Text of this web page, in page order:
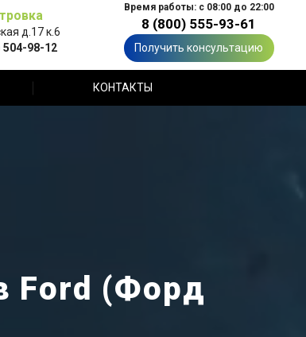
д.17 к.6
504-98-12
Время работы: с 08:00 до 22:00
8 (800) 555-93-61
Получить консультацию
КОНТАКТЫ
Ford (Форд